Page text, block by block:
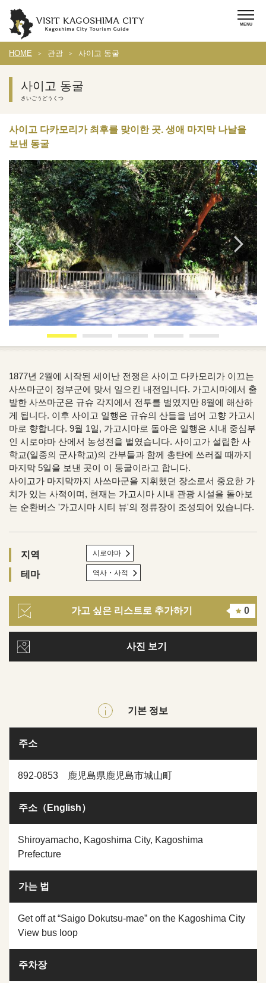
HOME 관광 사이고 동굴
사이고 동굴
さいごうどうくつ
사이고 다카모리가 최후를 맞이한 곳. 생애 마지막 나날을
보낸 동굴
1877년 2월에 시작된 세이난 전쟁은 사이고 다카모리가 이끄는
사쓰마군이 정부군에 맞서 일으킨 내전입니다. 가고시마에서 출
발한 사쓰마군은 규슈 각지에서 전투를 벌였지만 8월에 해산하
게 됩니다. 이후 사이고 일행은 규슈의 산들을 넘어 고향 가고시
마로 향합니다. 9월 1일, 가고시마로 돌아온 일행은 시내 중심부
인 시로야마 산에서 농성전을 벌였습니다. 사이고가 설립한 사
학교(일종의 군사학교)의 간부들과 함께 총탄에 쓰러질 때까지
마지막 5일을 보낸 곳이 이 동굴이라고 합니다.
사이고가 마지막까지 사쓰마군을 지휘했던 장소로서 중요한 가
치가 있는 사적이며, 현재는 가고시마 시내 관광 시설을 돌아보
는 순환버스 '가고시마 시티 뷰'의 정류장이 조성되어 있습니다.
지역 시로야마
테마 역사・사적
가고 싶은 리스트로 추가하기 0
사진 보기
기본 정보
주소
892-0853 鹿児島県鹿児島市城山町
주소（English）
Shiroyamacho, Kagoshima City, Kagoshima
Prefecture
가는 법
Get off at “Saigo Dokutsu-mae” on the Kagoshima City
View bus loop
주차장